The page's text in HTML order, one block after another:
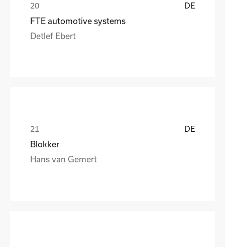
DE
FTE automotive systems
Detlef Ebert
DE
Blokker
Hans van Gemert